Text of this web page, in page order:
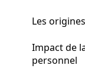
Les
Impact de
personnel